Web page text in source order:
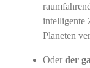
intelligente
Planeten
Oderder